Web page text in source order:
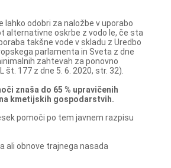
odobri za naložbe v uporabo
alternativne oskrbe z vodo le, če sta
takšne vode v skladu z Uredbo
parlamenta in Sveta z dne
zahtevah za ponovno
št. 177 z dne 5. 6. 2020, str. 32).
znaša do 65 % upravičenih
kmetijskih gospodarstvih.
pomoči po tem javnem razpisu
ali obnove trajnega nasada